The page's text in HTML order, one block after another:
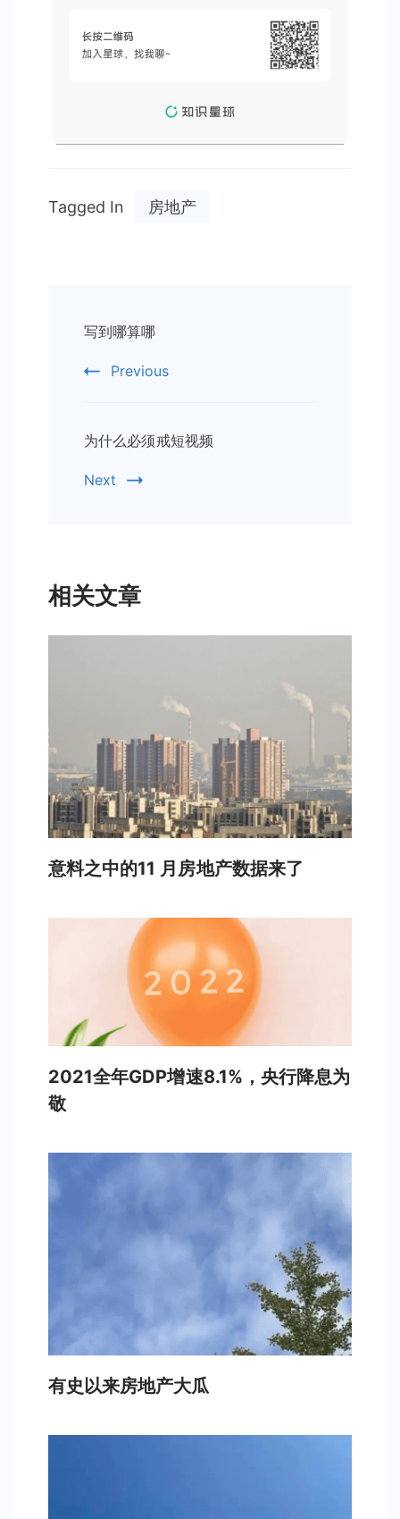
Tagged In 房地产
Navigation
写到哪算哪
Previous
为什么必须戒短视频
Next
相关文章
意料之中的11 月房地产数据来了
2021全年GDP增速8.1%，央行降息为
敬
有史以来房地产大瓜